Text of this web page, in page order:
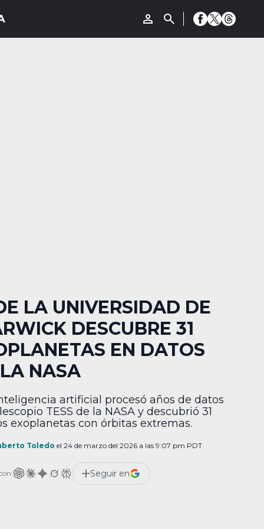
LA UNIVERSIDAD DE
DESCUBRE 31
EN DATOS
NASA
artificial procesó años de datos
TESS de la NASA y descubrió 31
exoplanetas con órbitas extremas.
Toledo el 24 de marzo del 2026 a las 9:07 pm PDT
Seguir en